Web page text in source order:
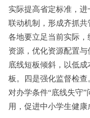
实际提高省定标准，
联动机制，形成齐抓共
各地要立足当前实际
资源，优化资源配置
底线短板倾斜，以低
板。四是强化监督检查
对办学条件“底线失守
用，促进中小学生健康